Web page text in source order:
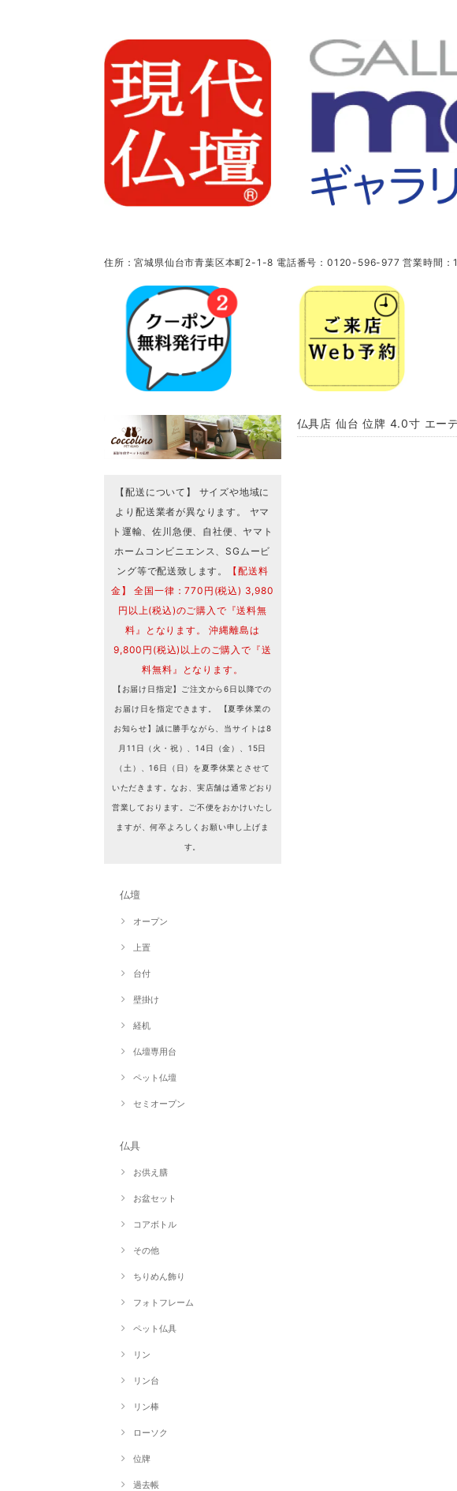
住所：宮城県仙台市青葉区本町2-1-8 電話番号：0120-596-977 営業時間
【配送について】 サイズや地域に
より配送業者が異なります。 ヤマ
ト運輸、佐川急便、自社便、ヤマト
ホームコンビニエンス、SGムービ
ング等で配送致します。
【配送料
金】 全国一律：770円(税込) 3,980
円以上(税込)のご購入で『送料無
料』となります。 沖縄離島は
9,800円(税込)以上のご購入で『送
料無料』となります。
【お届け日指定】ご注文から6日以降での
お届け日を指定できます。 【夏季休業の
お知らせ】誠に勝手ながら、当サイトは8
月11日（火・祝）、14日（金）、15日
（土）、16日（日）を夏季休業とさせて
いただきます。なお、実店舗は通常どおり
営業しております。ご不便をおかけいたし
ますが、何卒よろしくお願い申し上げま
す。
仏壇
オープン
上置
台付
壁掛け
経机
仏壇専用台
ペット仏壇
セミオープン
仏具
お供え膳
お盆セット
コアボトル
その他
ちりめん飾り
フォトフレーム
ペット仏具
リン
リン台
リン棒
ローソク
位牌
過去帳
仏具店 仙台 位牌 4.0寸 エー